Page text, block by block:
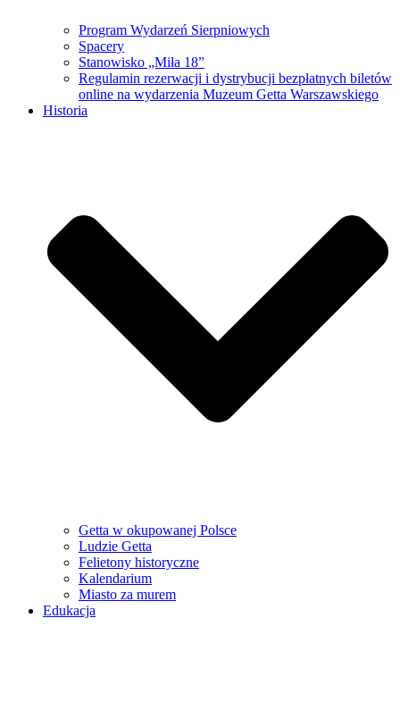
Program Wydarzeń Sierpniowych
Spacery
Stanowisko „Miła 18”
Regulamin rezerwacji i dystrybucji bezpłatnych biletów
online na wydarzenia Muzeum Getta Warszawskiego
Historia
Getta w okupowanej Polsce
Ludzie Getta
Felietony historyczne
Kalendarium
Miasto za murem
Edukacja